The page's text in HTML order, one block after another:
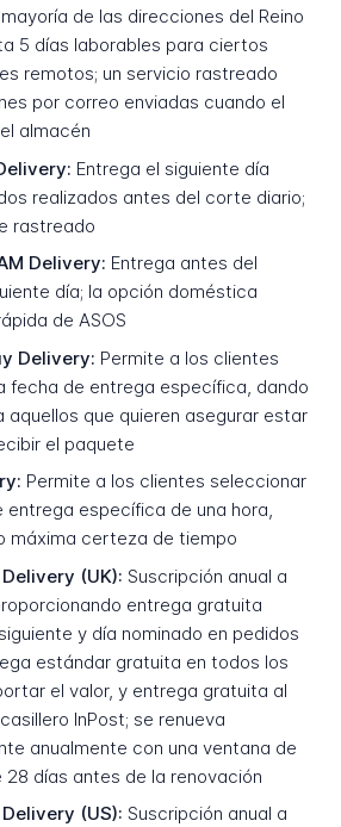
de las direcciones del Reino
5 días laborables para ciertos
remotos; un servicio rastreado
por correo enviadas cuando el
almacén
Entrega el siguiente día
realizados antes del corte diario;
rastreado
Delivery: Entrega antes del
día; la opción doméstica
de ASOS
Delivery: Permite a los clientes
fecha de entrega específica, dando
aquellos que quieren asegurar estar
el paquete
Permite a los clientes seleccionar
entrega específica de una hora,
máxima certeza de tiempo
(UK): Suscripción anual a
entrega gratuita
y día nominado en pedidos
estándar gratuita en todos los
el valor, y entrega gratuita al
InPost; se renueva
anualmente con una ventana de
días antes de la renovación
(US): Suscripción anual a